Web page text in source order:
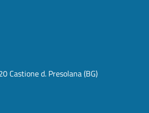
Castione d. Presolana (BG)